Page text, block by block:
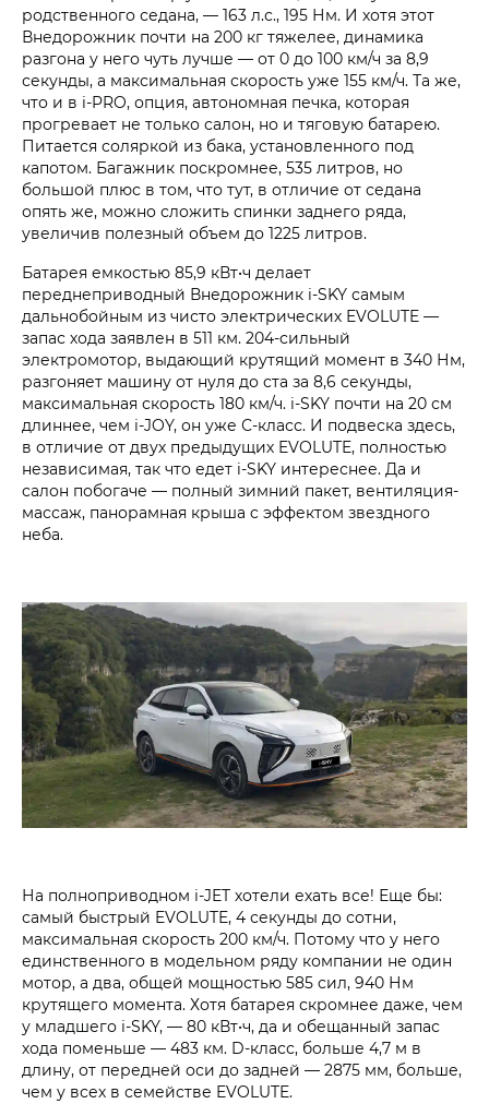
родственного седана, — 163 л.с., 195 Нм. И хотя этот
Внедорожник почти на 200 кг тяжелее, динамика
разгона у него чуть лучше — от 0 до 100 км/ч за 8,9
секунды, а максимальная скорость уже 155 км/ч. Та же,
что и в i‑PRO, опция, автономная печка, которая
прогревает не только салон, но и тяговую батарею.
Питается соляркой из бака, установленного под
капотом. Багажник поскромнее, 535 литров, но
большой плюс в том, что тут, в отличие от седана
опять же, можно сложить спинки заднего ряда,
увеличив полезный объем до 1225 литров.
Батарея емкостью 85,9 кВт•ч делает
переднеприводный Внедорожник i‑SKY самым
дальнобойным из чисто электрических EVOLUTE —
запас хода заявлен в 511 км. 204-сильный
электромотор, выдающий крутящий момент в 340 Нм,
разгоняет машину от нуля до ста за 8,6 секунды,
максимальная скорость 180 км/ч. i‑SKY почти на 20 см
длиннее, чем i‑JOY, он уже С-класс. И подвеска здесь,
в отличие от двух предыдущих EVOLUTE, полностью
независимая, так что едет i‑SKY интереснее. Да и
салон побогаче — полный зимний пакет, вентиляция-
массаж, панорамная крыша c эффектом звездного
неба.
На полноприводном i‑JET хотели ехать все! Еще бы:
самый быстрый EVOLUTE, 4 секунды до сотни,
максимальная скорость 200 км/ч. Потому что у него
единственного в модельном ряду компании не один
мотор, а два, общей мощностью 585 сил, 940 Нм
крутящего момента. Хотя батарея скромнее даже, чем
у младшего i‑SKY, — 80 кВт•ч, да и обещанный запас
хода поменьше — 483 км. D-класс, больше 4,7 м в
длину, от передней оси до задней — 2875 мм, больше,
чем у всех в семействе EVOLUTE.